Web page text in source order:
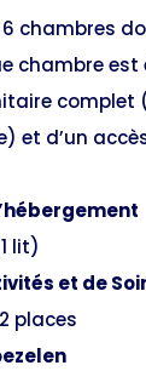
chambres
chambre est
complet
et d’un
lit)
et de
places